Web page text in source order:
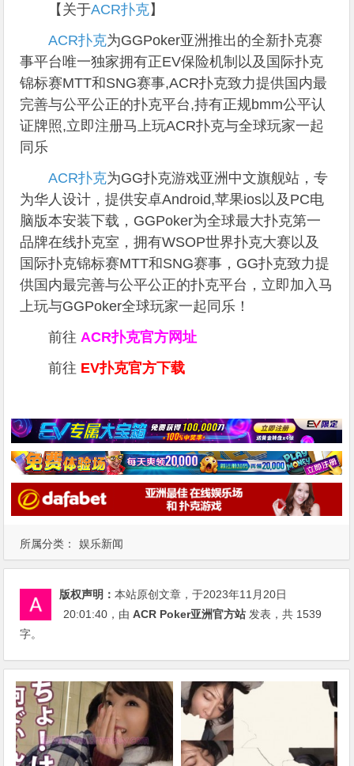
所属分类： 娱乐新闻
【关于ACR扑克】
ACR扑克为GGPoker亚洲推出的全新扑克赛
事平台唯一独家拥有正EV保险机制以及国际扑克
锦标赛MTT和SNG赛事,ACR扑克致力提供国内最
完善与公平公正的扑克平台,持有正规bmm公平认
证牌照,立即注册马上玩ACR扑克与全球玩家一起
同乐
ACR扑克为GG扑克游戏亚洲中文旗舰站，专
为华人设计，提供安卓Android,苹果ios以及PC电
脑版本安装下载，GGPoker为全球最大扑克第一
品牌在线扑克室，拥有WSOP世界扑克大赛以及
国际扑克锦标赛MTT和SNG赛事，GG扑克致力提
供国内最完善与公平公正的扑克平台，立即加入马
上玩与GGPoker全球玩家一起同乐！
前往 ACR扑克官方网址
前往 EV扑克官方下载
版权声明：本站原创文章，于2023年11月20日
20:01:40 ，由ACR Poker亚洲官方站 发表，共 1539
字。